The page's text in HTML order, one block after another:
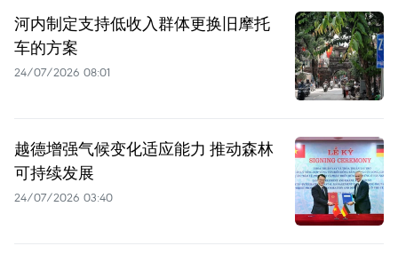
河内制定支持低收入群体更换旧摩托
车的方案
24/07/2026 08:01
越德增强气候变化适应能力 推动森林
可持续发展
24/07/2026 03:40